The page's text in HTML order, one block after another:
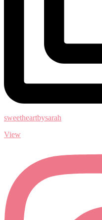
sweetheartbysarah
View